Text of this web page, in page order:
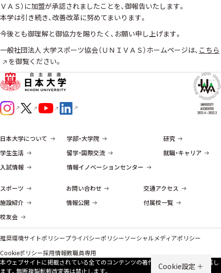
ＶＡＳ）に加盟が承認されましたことを、御報告いたします。
本学は引き続き、改善改革に努めてまいります。
今後とも御理解と御協力を賜りたく、お願い申し上げます。
一般社団法人 大学スポーツ協会（ＵＮＩＶＡＳ）ホームページは、 こちら
を御覧ください。
Cookie設定
日本大学について 学部・大学院
研究
学生生活
留学・国際交流
就職・キャリア
入試情報
情報イノベーションセンター
スポーツ お問い合わせ
交通アクセス
施設紹介
情報公開
付属校一覧
校友会
推奨環境サイトポリシープライバシーポリシーソーシャルメディアポリシー
Cookieポリシー採用情報教職員専用
本ウェブサイトに掲載されている全てのコンテンツの著作権は、原則、本学に帰属し
ます。無断複製転載改変等は禁⽌します。